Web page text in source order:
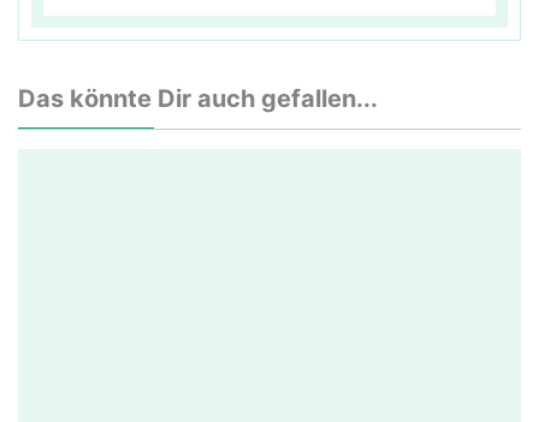
Das könnte Dir auch gefallen...